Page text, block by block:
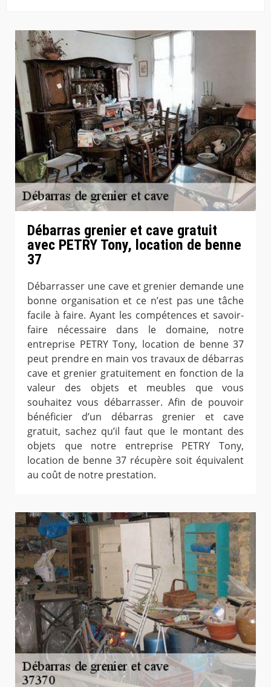
Débarras grenier et cave gratuit
avec PETRY Tony, location de benne
37
Débarrasser une cave et grenier demande une
bonne organisation et ce n’est pas une tâche
facile à faire. Ayant les compétences et savoir-
faire nécessaire dans le domaine, notre
entreprise PETRY Tony, location de benne 37
peut prendre en main vos travaux de débarras
cave et grenier gratuitement en fonction de la
valeur des objets et meubles que vous
souhaitez vous débarrasser. Afin de pouvoir
bénéficier d’un débarras grenier et cave
gratuit, sachez qu’il faut que le montant des
objets que notre entreprise PETRY Tony,
location de benne 37 récupère soit équivalent
au coût de notre prestation.